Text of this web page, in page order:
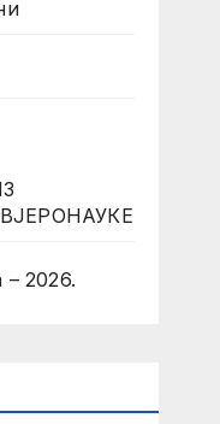
– 2026.